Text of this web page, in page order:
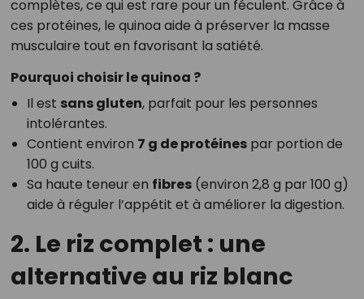
complètes, ce qui est rare pour un féculent. Grâce à
ces protéines, le quinoa aide à préserver la masse
musculaire tout en favorisant la satiété.
Pourquoi choisir le quinoa ?
Il est sans gluten, parfait pour les personnes
intolérantes.
Contient environ 7 g de protéinespar portion de
100 g cuits.
Sa haute teneur en fibres(environ 2,8 g par 100 g)
aide à réguler l’appétit et à améliorer la digestion.
2. Le riz complet : une
alternative au riz blanc